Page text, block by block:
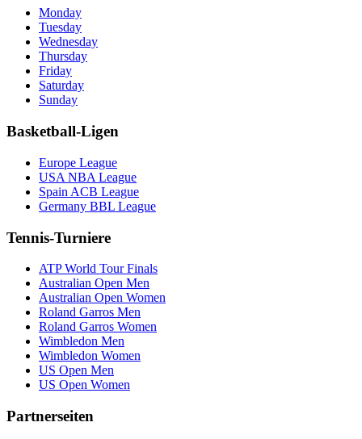
Monday
Tuesday
Wednesday
Thursday
Friday
Saturday
Sunday
Basketball-Ligen
Europe League
USA NBA League
Spain ACB League
Germany BBL League
Tennis-Turniere
ATP World Tour Finals
Australian Open Men
Australian Open Women
Roland Garros Men
Roland Garros Women
Wimbledon Men
Wimbledon Women
US Open Men
US Open Women
Partnerseiten